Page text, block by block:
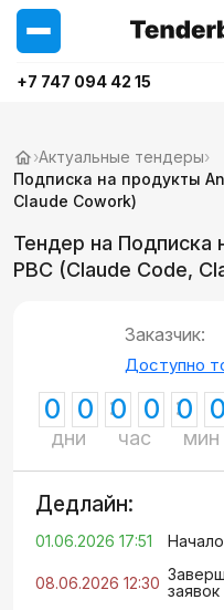
+7 747 094 42 15
›Актуальные тендеры›
Подписка на продукты
Claude Cowork)
Тендер на Подписка
PBC (Claude Code,
Заказчик:
Доступно
0 0
дни
0 0
час
0 0
мин
Дедлайн:
01.06.2026 17:51
08.06.2026 12:30 заявок